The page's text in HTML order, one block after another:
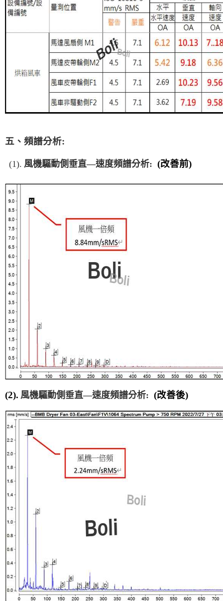
五、頻譜分析:
(1). 風機驅動側垂直—速度頻譜分析: (改善前)
(2). 風機驅動側垂直—速度頻譜分析: (改善後)